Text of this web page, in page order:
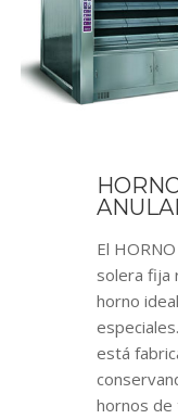
El
solera fija
horno
está
hornos de